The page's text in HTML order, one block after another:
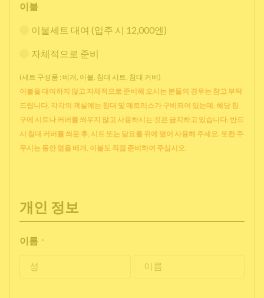
이불
이불세트 대여 (입주 시 12,000엔)
자체적으로 준비
(세트 구성품 : 베개, 이불, 침대 시트, 침대 커버)
이불을 대여하지 않고 자체적으로 준비해 오시는 분들의 경우는 참고 부탁
드립니다. 각각의 객실에는 침대 및 매트리스가 구비되어 있는데, 해당 침
구에 시트나 커버를 씌우지 않고 사용하시는 것은 금지하고 있습니다. 반드
시 침대 커버를 씌운 후, 시트 또는 담요를 위에 덮어 사용해 주세요. 또한 주
무시는 동안 덮을 베개, 이불도 직접 준비하여 주십시오.
개인 정보
이름 *